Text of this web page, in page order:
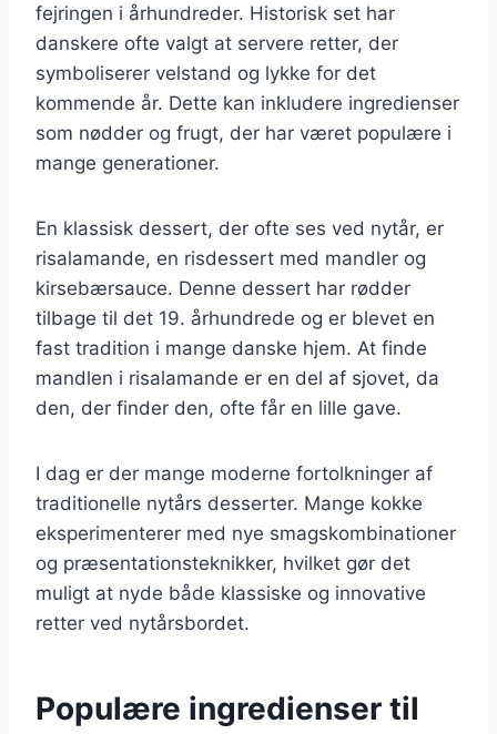
fejringen i århundreder. Historisk set har
danskere ofte valgt at servere retter, der
symboliserer velstand og lykke for det
kommende år. Dette kan inkludere ingredienser
som nødder og frugt, der har været populære i
mange generationer.
En klassisk dessert, der ofte ses ved nytår, er
risalamande, en risdessert med mandler og
kirsebærsauce. Denne dessert har rødder
tilbage til det 19. århundrede og er blevet en
fast tradition i mange danske hjem. At finde
mandlen i risalamande er en del af sjovet, da
den, der finder den, ofte får en lille gave.
I dag er der mange moderne fortolkninger af
traditionelle nytårs desserter. Mange kokke
eksperimenterer med nye smagskombinationer
og præsentationsteknikker, hvilket gør det
muligt at nyde både klassiske og innovative
retter ved nytårsbordet.
Populære ingredienser til